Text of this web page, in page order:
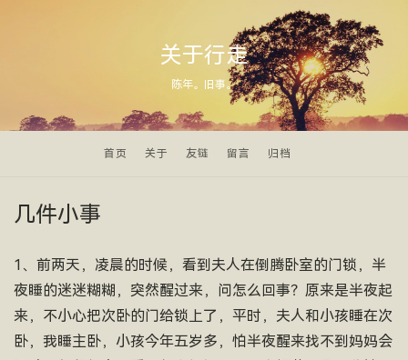
关于行走
陈年。旧事。
首页 关于 友链 留言 归档
几件小事
1、前两天，凌晨的时候，看到夫人在倒腾卧室的门锁，半
夜睡的迷迷糊糊，突然醒过来，问怎么回事？原来是半夜起
来，不小心把次卧的门给锁上了，平时，夫人和小孩睡在次
卧，我睡主卧，小孩今年五岁多，怕半夜醒来找不到妈妈会